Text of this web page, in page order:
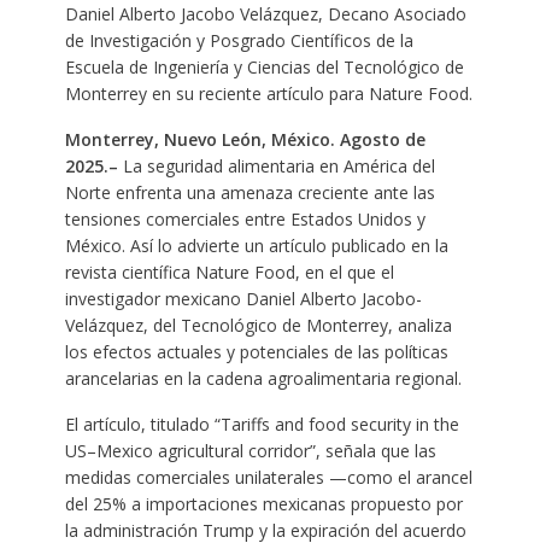
Daniel Alberto Jacobo Velázquez, Decano Asociado
de Investigación y Posgrado Científicos de la
Escuela de Ingeniería y Ciencias del Tecnológico de
Monterrey en su reciente artículo para Nature Food.
Monterrey, Nuevo León, México. Agosto de
2025.– La seguridad alimentaria en América del
Norte enfrenta una amenaza creciente ante las
tensiones comerciales entre Estados Unidos y
México. Así lo advierte un artículo publicado en la
revista científica Nature Food, en el que el
investigador mexicano Daniel Alberto Jacobo-
Velázquez, del Tecnológico de Monterrey, analiza
los efectos actuales y potenciales de las políticas
arancelarias en la cadena agroalimentaria regional.
El artículo, titulado “Tariffs and food security in the
US–Mexico agricultural corridor”, señala que las
medidas comerciales unilaterales —como el arancel
del 25% a importaciones mexicanas propuesto por
la administración Trump y la expiración del acuerdo